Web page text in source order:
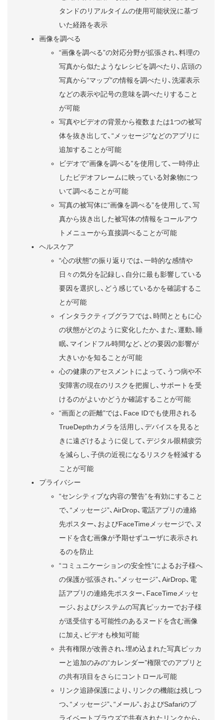
タンドのリアルタイムの使用可能状況に基づ
いた経路を表示
画像を調べる
“画像を調べる”の対応分野が拡張され、料理の
写真から似たようなレシピを調べたり、店頭の
写真から“マップ”の情報を調べたり、洗濯表示
などの表示や記号の意味を調べたりすること
が可能
写真やビデオの背景から複数または1つの被写
体を抜き出して、“メッセージ”などのアプリに
追加することが可能
ビデオで“画像を調べる”を使用して、一時停止
したビデオフレームに映っている対象物につ
いて調べることが可能
写真の被写体に“画像を調べる”を使用して、写
真から抜き出した被写体の情報をコールアウ
トメニューから直接調べることが可能
ヘルスケア
“心の状態”の振り返りでは、一時的な感情や
日々の気分を記録し、自分に最も影響している
要因を選択し、どう感じているかを確認するこ
とが可能
インタラクティブグラフでは、時間とともに心
の状態がどのように変化したか、また、運動、睡
眠、マインドフル時間など、どの要因の影響が
大きいかを知ることが可能
心の健康のアセスメントによって、うつ病や不
安障害の現在のリスクを把握し、サポートを受
けるのがよいかどうか確認することが可能
“画面との距離”では、Face IDでも使用される
TrueDepthカメラを活用し、デバイスを見ると
きに遠ざけるように促して、デジタル眼精疲労
を減らし、子供の近視になるリスクを軽減する
ことが可能
プライバシー
“センシティブな内容の警告”を有効にすること
で、“メッセージ”、AirDrop、電話アプリの連絡
先ポスター、およびFaceTimeメッセージで、ヌ
ードを含む画像が予期せずユーザに表示され
るのを防止
“コミュニケーションの安全性”によるお子様へ
の保護が拡張され、“メッセージ”、AirDrop、電
話アプリの連絡先ポスター、FaceTimeメッセ
ージ、およびシステムの写真ピッカーでお子様
が送受信する可能性のあるヌードを含む画像
に加え、ビデオも検知可能
共有権限が改善され、埋め込まれた写真ピッカ
ーと追加のみの“カレンダー”権限でのアプリと
の共有項目をさらにコントロール可能
リンク追跡保護により、リンクの機能は残しつ
つ、“メッセージ”、“メール”、およびSafariのプ
ライベートブラウズで共有されたリンクから、